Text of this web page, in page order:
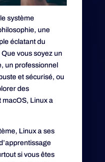
système
une
éclatant du
vous soyez un
un professionnel
et sécurisé, ou
des
macOS, Linux a
Linux a ses
si vous êtes